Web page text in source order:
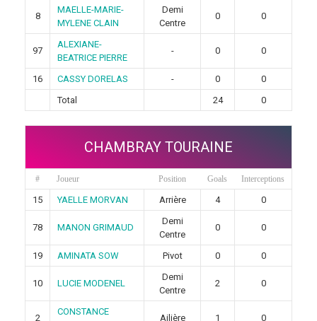
8
MAELLE-MARIE-
MYLENE CLAIN
Demi
Centre
0 0
97
ALEXIANE-
BEATRICE PIERRE
- 0 0
16 CASSY DORELAS - 0
0
Total
24 0
CHAMBRAY TOURAINE
# Joueur Position Goals Interceptions
15 YAELLE MORVAN Arrière 4 0
78 MANON GRIMAUD
Demi
Centre
0 0
19 AMINATA SOW Pivot 0 0
10 LUCIE MODENEL
Demi
Centre
2 0
2
CONSTANCE
Ailière 1 0